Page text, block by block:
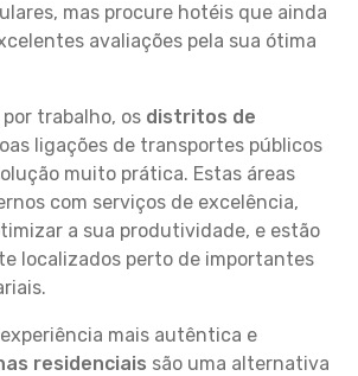
mas procure hotéis que ainda
avaliações pela sua ótima
trabalho, os distritos de
ligações de transportes públicos
muito prática. Estas áreas
com serviços de excelência,
a sua produtividade, e estão
localizados perto de importantes
mais autêntica e
residenciais são uma alternativa